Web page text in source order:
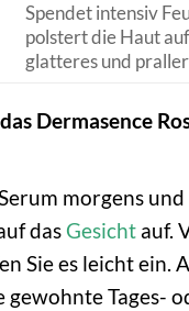
Spendet intensiv
polstert die Haut
glatteres und
Dermasence
morgens
das Gesicht auf.
Sie es leicht ein.
gewohnte Tages-